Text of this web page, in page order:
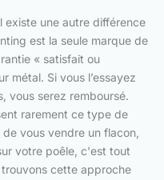
existe une autre différence
est la seule marque de
« satisfait ou
métal. Si vous l’essayez
vous serez remboursé.
rarement ce type de
vous vendre un flacon,
votre poêle, c'est tout
cette approche